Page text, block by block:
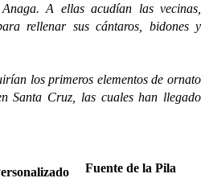
A ellas acudían las vecinas,
rellenar sus cántaros, bidones y
los primeros elementos de ornato
Santa Cruz, las cuales han llegado
Fuente de la Pila